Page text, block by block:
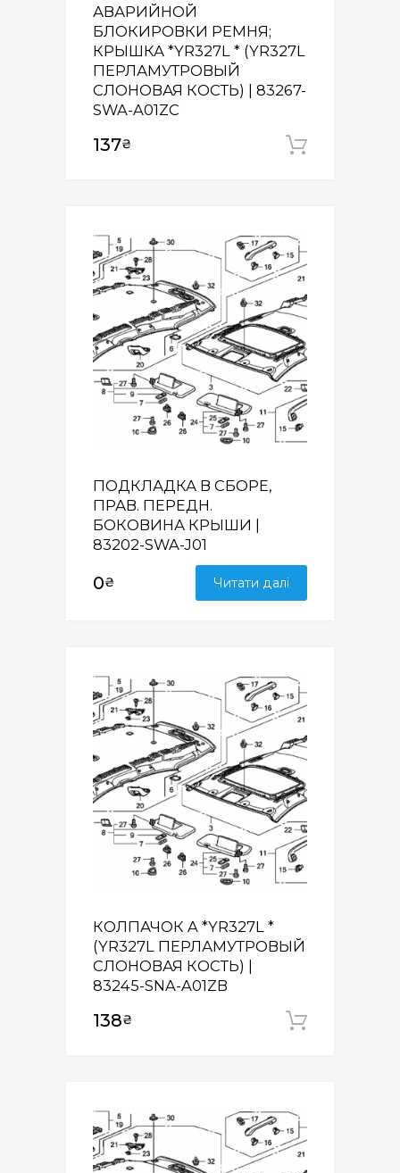
АВАРИЙНОЙ
БЛОКИРОВКИ РЕМНЯ;
КРЫШКА *YR327L * (YR327L
ПЕРЛАМУТРОВЫЙ
СЛОНОВАЯ КОСТЬ) | 83267-
SWA-A01ZC
137₴
ПОДКЛАДКА В СБОРЕ,
ПРАВ. ПЕРЕДН.
БОКОВИНА КРЫШИ |
83202-SWA-J01
0₴ Читати далі
КОЛПАЧОК A *YR327L *
(YR327L ПЕРЛАМУТРОВЫЙ
СЛОНОВАЯ КОСТЬ) |
83245-SNA-A01ZB
138₴